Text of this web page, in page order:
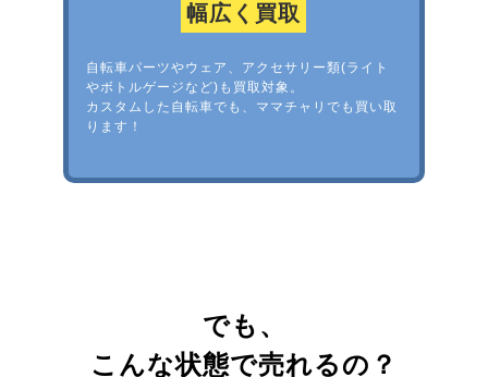
幅広く買取
自転車パーツやウェア、アクセサリー類(ライト
やボトルゲージなど)も買取対象。
カスタムした自転車でも、ママチャリでも買い取
ります！
でも、
こんな状態で売れるの？